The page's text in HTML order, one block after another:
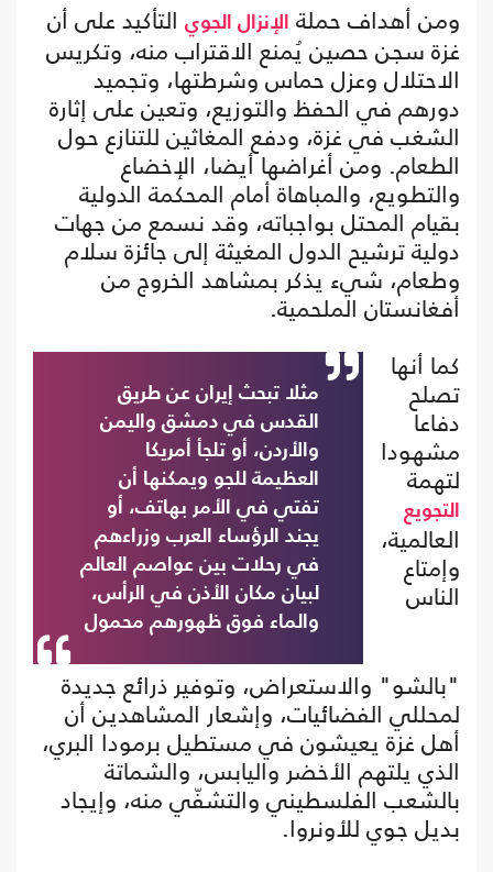
ومن أهداف حملة
الإنزال الجوي التأكيد على أن
غزة سجن حصين يُمنع الاقتراب منه، وتكريس
الاحتلال وعزل حماس وشرطتها، وتجميد
دورهم في الحفظ والتوزيع، وتعين على إثارة
الشغب في غزة، ودفع المغاثين للتنازع حول
الطعام. ومن أغراضها أيضا، الإخضاع
والتطويع، والمباهاة أمام المحكمة الدولية
بقيام المحتل بواجباته، وقد نسمع من جهات
دولية ترشيح الدول المغيثة إلى جائزة سلام
وطعام، شيء يذكر بمشاهد الخروج من
أفغانستان الملحمية.
مثلا تبحث إيران عن طريق
القدس في دمشق واليمن
والأردن، أو تلجأ أمريكا
العظيمة للجو ويمكنها أن
تفتي في الأمر بهاتف، أو
يجند الرؤساء العرب وزراءهم
في رحلات بين عواصم العالم
لبيان مكان الأذن في الرأس،
والماء فوق ظهورهم محمول
كما أنها
تصلح
دفاعا
مشهودا
لتهمة
التجويع
العالمية،
وإمتاع
الناس
"بالشو" والاستعراض، وتوفير ذرائع جديدة
لمحللي الفضائيات، وإشعار المشاهدين أن
أهل غزة يعيشون في مستطيل برمودا البري،
الذي يلتهم الأخضر واليابس، والشماتة
بالشعب الفلسطيني والتشفّي منه، وإيجاد
بديل جوي للأونروا.